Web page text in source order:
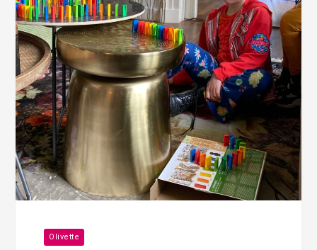
Olivette